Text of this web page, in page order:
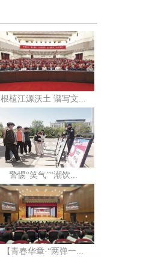
根植江源沃土 谱写文...
警惕“笑气”“潮饮...
【青春华章·“两弹一...